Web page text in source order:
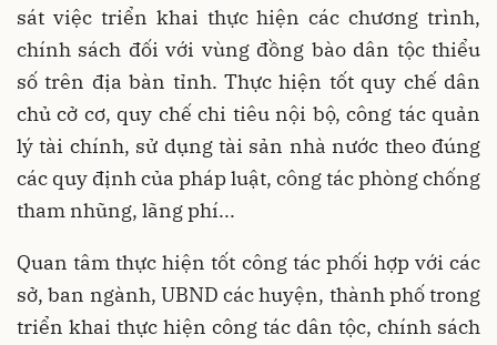
sát việc triển khai thực hiện các chương trình,
chính sách đối với vùng đồng bào dân tộc thiểu
số trên địa bàn tỉnh. Thực hiện tốt quy chế dân
chủ cở cơ, quy chế chi tiêu nội bộ, công tác quản
lý tài chính, sử dụng tài sản nhà nước theo đúng
các quy định của pháp luật, công tác phòng chống
tham nhũng, lãng phí...
Quan tâm thực hiện tốt công tác phối hợp với các
sở, ban ngành, UBND các huyện, thành phố trong
triển khai thực hiện công tác dân tộc, chính sách